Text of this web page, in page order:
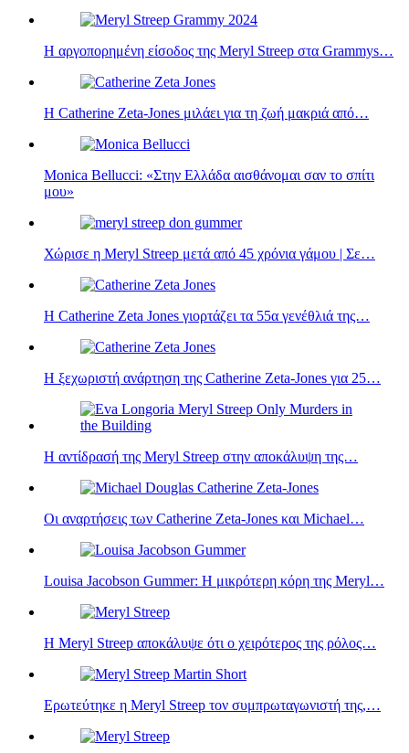
Η αργοπορημένη είσοδος της Meryl Streep στα Grammys…
Η Catherine Zeta-Jones μιλάει για τη ζωή μακριά από…
Monica Bellucci: «Στην Ελλάδα αισθάνομαι σαν το σπίτι
μου»
Χώρισε η Meryl Streep μετά από 45 χρόνια γάμου | Σε…
Η Catherine Zeta Jones γιορτάζει τα 55α γενέθλιά της…
Η ξεχωριστή ανάρτηση της Catherine Zeta-Jones για 25…
Η αντίδρασή της Meryl Streep‎‎ ‎‎στην αποκάλυψη της…
Οι αναρτήσεις των Catherine Zeta-Jones και Michael…
Louisa Jacobson Gummer: Η μικρότερη κόρη της Meryl…
Η Meryl Streep αποκάλυψε ότι ο χειρότερος της ρόλος…
Ερωτεύτηκε η Meryl Streep τον συμπρωταγωνιστή της,…